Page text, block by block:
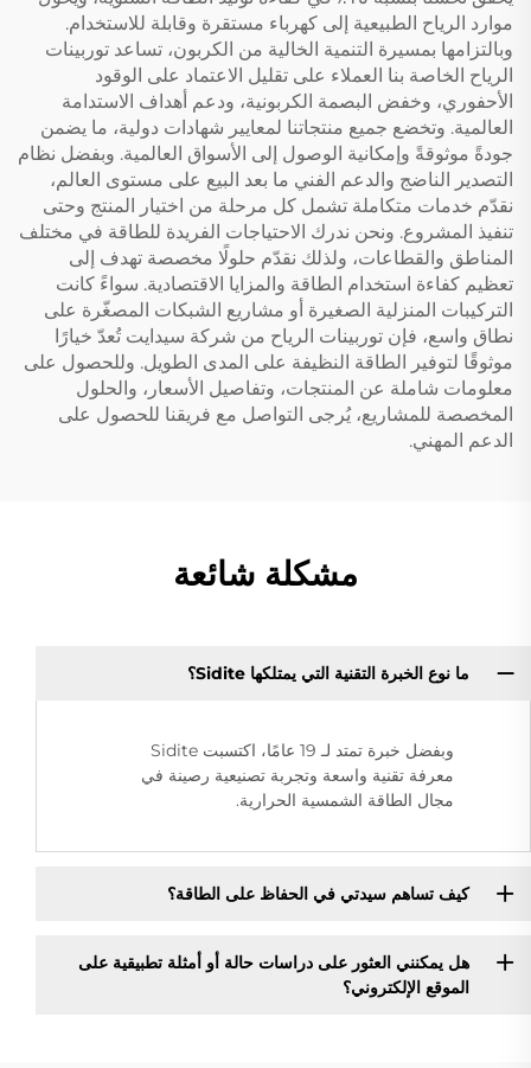
موارد الرياح الطبيعية إلى كهرباء مستقرة وقابلة للاستخدام.
وبالتزامها بمسيرة التنمية الخالية من الكربون، تساعد توربينات
الرياح الخاصة بنا العملاء على تقليل الاعتماد على الوقود
الأحفوري، وخفض البصمة الكربونية، ودعم أهداف الاستدامة
العالمية. وتخضع جميع منتجاتنا لمعايير شهادات دولية، ما يضمن
جودةً موثوقةً وإمكانية الوصول إلى الأسواق العالمية. وبفضل نظام
التصدير الناضج والدعم الفني ما بعد البيع على مستوى العالم،
نقدّم خدمات متكاملة تشمل كل مرحلة من اختيار المنتج وحتى
تنفيذ المشروع. ونحن ندرك الاحتياجات الفريدة للطاقة في مختلف
المناطق والقطاعات، ولذلك نقدّم حلولًا مخصصة تهدف إلى
تعظيم كفاءة استخدام الطاقة والمزايا الاقتصادية. سواءً كانت
التركيبات المنزلية الصغيرة أو مشاريع الشبكات المصغّرة على
نطاق واسع، فإن توربينات الرياح من شركة سيدايت تُعدّ خيارًا
موثوقًا لتوفير الطاقة النظيفة على المدى الطويل. وللحصول على
معلومات شاملة عن المنتجات، وتفاصيل الأسعار، والحلول
المخصصة للمشاريع، يُرجى التواصل مع فريقنا للحصول على
الدعم المهني.
مشكلة شائعة
ما نوع الخبرة التقنية التي يمتلكها Sidite؟
وبفضل خبرة تمتد لـ 19 عامًا، اكتسبت Sidite
معرفة تقنية واسعة وتجربة تصنيعية رصينة في
مجال الطاقة الشمسية الحرارية.
كيف تساهم سيدتي في الحفاظ على الطاقة؟
هل يمكنني العثور على دراسات حالة أو أمثلة تطبيقية على
الموقع الإلكتروني؟